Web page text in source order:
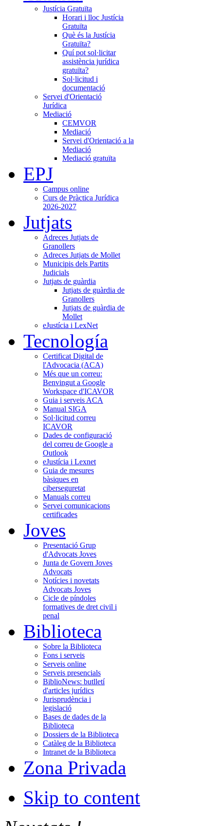
Justícia Gratuïta
Horari i lloc Justícia
Gratuïta
Què és la Justícia
Gratuïta?
Quí pot sol·licitar
assistència jurídica
gratuïta?
Sol·licitud i
documentació
Servei d'Orientació
Jurídica
Mediació
CEMVOR
Mediació
Servei d'Orientació a la
Mediació
Mediació gratuïta
EPJ
Campus online
Curs de Pràctica Jurídica
2026-2027
Jutjats
Adreces Jutjats de
Granollers
Adreces Jutjats de Mollet
Municipis dels Partits
Judicials
Jutjats de guàrdia
Jutjats de guàrdia de
Granollers
Jutjats de guàrdia de
Mollet
eJustícia i LexNet
Tecnología
Certificat Digital de
l'Advocacia (ACA)
Més que un correu:
Benvingut a Google
Workspace d'ICAVOR
Guia i serveis ACA
Manual SIGA
Sol·licitud correu
ICAVOR
Dades de configuració
del correu de Google a
Outlook
eJustícia i Lexnet
Guia de mesures
bàsiques en
ciberseguretat
Manuals correu
Servei comunicacions
certificades
Joves
Presentació Grup
d'Advocats Joves
Junta de Govern Joves
Advocats
Notícies i novetats
Advocats Joves
Cicle de píndoles
formatives de dret civil i
penal
Biblioteca
Sobre la Biblioteca
Fons i serveis
Serveis online
Serveis presencials
BiblioNews: butlletí
d'articles jurídics
Jurisprudència i
legislació
Bases de dades de la
Biblioteca
Dossiers de la Biblioteca
Catàleg de la Biblioteca
Intranet de la Biblioteca
Zona Privada
Skip to content